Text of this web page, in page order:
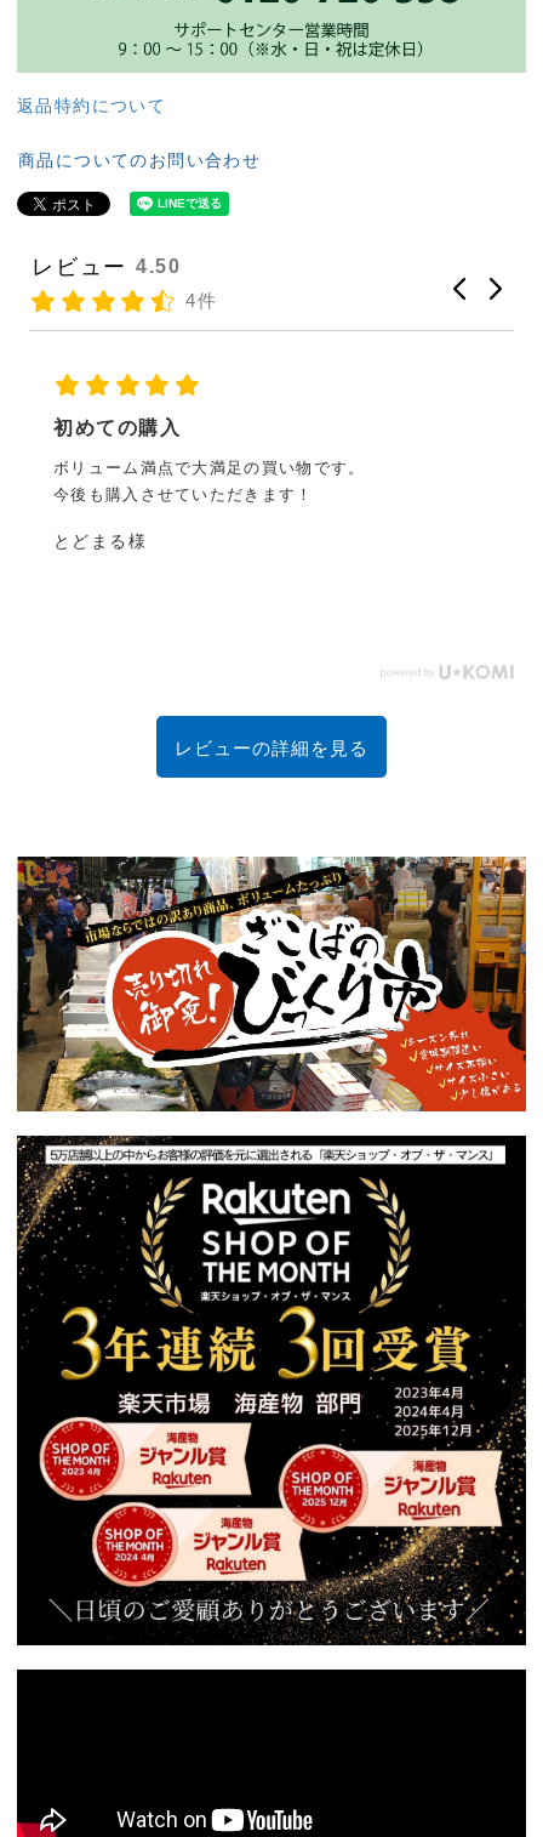
返品特約について
商品についてのお問い合わせ
レビュー
4.50
4件
初めての購入
ボリューム満点で大満足の買い物です。
今後も購入させていただきます！
とどまる様
レビューの詳細を見る